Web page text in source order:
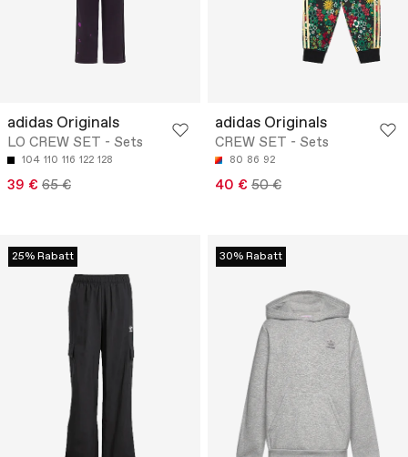
adidas Originals
LO CREW SET - Sets
104 110 116 122 128
39 € 65 €
adidas Originals
CREW SET - Sets
80 86 92
40 € 50 €
25% Rabatt 30% Rabatt